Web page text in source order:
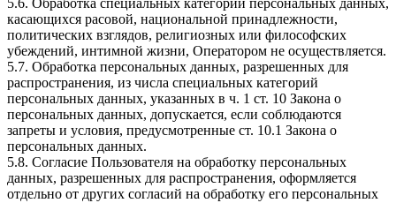
касающихся расовой, национальной принадлежности,
политических взглядов, религиозных или философских
убеждений, интимной жизни, Оператором не осуществляется.
5.7. Обработка персональных данных, разрешенных для
распространения, из числа специальных категорий
персональных данных, указанных в ч. 1 ст. 10 Закона о
персональных данных, допускается, если соблюдаются
запреты и условия, предусмотренные ст. 10.1 Закона о
персональных данных.
5.8. Согласие Пользователя на обработку персональных
данных, разрешенных для распространения, оформляется
отдельно от других согласий на обработку его персональных